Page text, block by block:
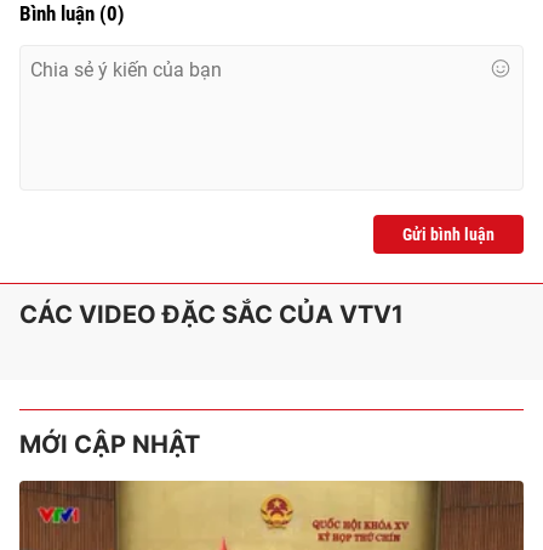
Bình luận (0)
Gửi bình luận
CÁC VIDEO ĐẶC SẮC CỦA VTV1
MỚI CẬP NHẬT